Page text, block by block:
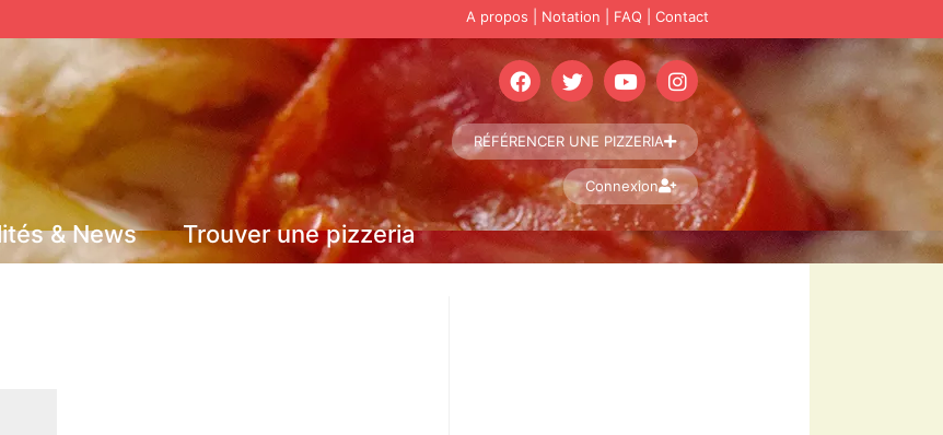
A propos Notation FAQ Contact
RÉFÉRENCER UNE PIZZERIA
Connexion
& News Trouver une pizzeria